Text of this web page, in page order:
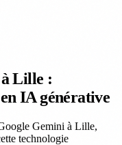
Lille :
IA générative
Gemini à Lille,
technologie